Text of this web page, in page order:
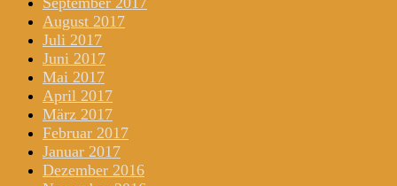
August 2017
Juli 2017
Juni 2017
Mai 2017
April 2017
März 2017
Februar 2017
Januar 2017
Dezember 2016